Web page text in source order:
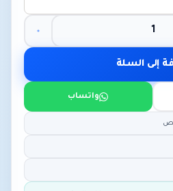
إلى السلة
واتساب